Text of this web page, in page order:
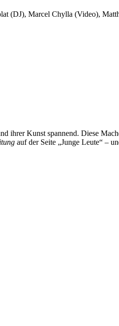
(DJ), Marcel Chylla (Video),
ihrer Kunst spannend. Diese
auf der Seite „Junge Leute“ –